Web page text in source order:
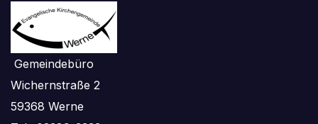
Gemeindebüro
Wichernstraße 2
59368 Werne